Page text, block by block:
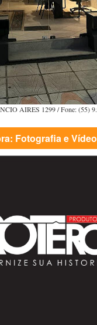
AIRES 1299 / Fone: (55)
Fotografia e